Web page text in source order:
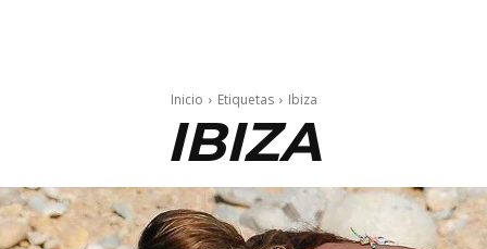
Inicio Etiquetas Ibiza
IBIZA